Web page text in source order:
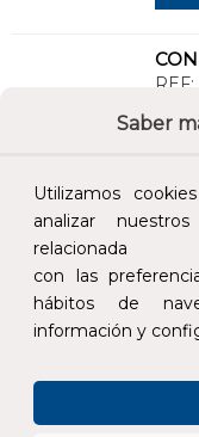
Saber
Utilizamos
analizar
relacionada
con las
hábitos de
información y
REF: